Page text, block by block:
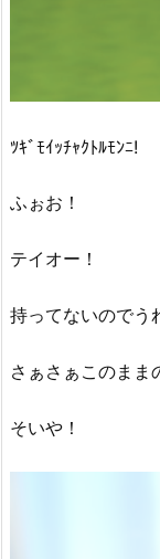
ﾂｷﾞﾓｲｯﾁｬｸﾄﾙﾓﾝﾆ!
ふぉお！
テイオー！
持ってないのでう
さぁさぁこのまま
そいや！